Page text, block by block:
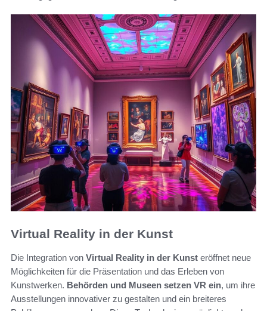
Virtual Reality in der Kunst
Die Integration von Virtual Reality in der Kunst eröffnet neue
Möglichkeiten für die Präsentation und das Erleben von
Kunstwerken. Behörden und Museen setzen VR ein, um ihre
Ausstellungen innovativer zu gestalten und ein breiteres